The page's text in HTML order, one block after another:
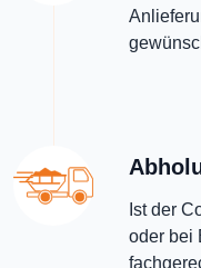
Ist der
oder bei